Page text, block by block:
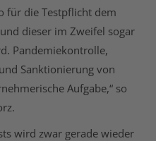
für die Testpflicht dem
dieser im Zweifel sogar
Pandemiekontrolle,
Sanktionierung von
Aufgabe,“ so
wird zwar gerade wieder